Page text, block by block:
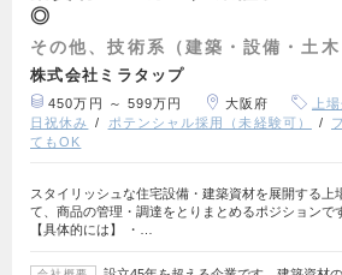
◎
その他、技術系（建築・設備・土木
株式会社ミラタップ
450万円 ～ 599万円 大阪府 上
日祝休み
ポテンシャル採用（未経験可）
てもOK
スタイリッシュな住宅設備・建築資材を展開する上
て、商品の管理・調達をとりまとめるポジションで
【具体的には】 ・…